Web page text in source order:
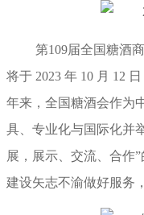
第109届全国糖酒
将于 2023 年 10 月 12
年来，全国糖酒会作为
具、专业化与国际化并
展，展示、交流、合作
建设矢志不渝做好服务